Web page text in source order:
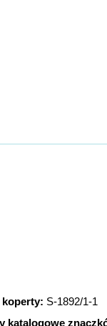
koperty: S-1892/1-1
katalogowe